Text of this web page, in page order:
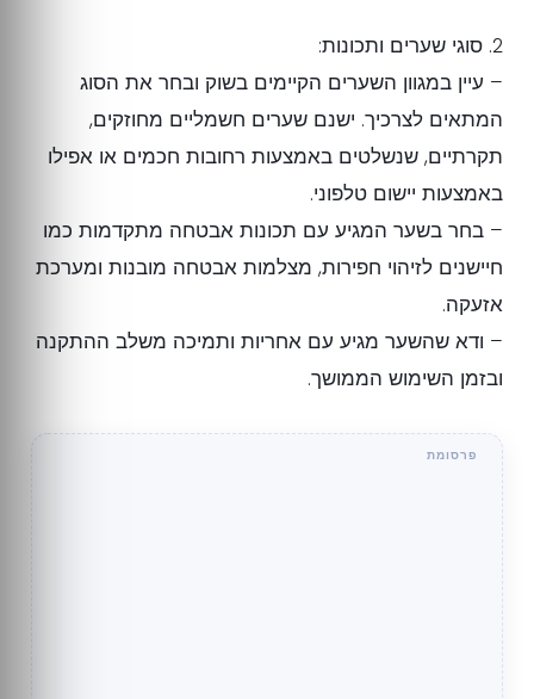
2. סוגי שערים ותכונות:
– עיין במגוון השערים הקיימים בשוק ובחר את הסוג
המתאים לצרכיך. ישנם שערים חשמליים מחוזקים,
תקרתיים, שנשלטים באמצעות רחובות חכמים או אפילו
באמצעות יישום טלפוני.
– בחר בשער המגיע עם תכונות אבטחה מתקדמות כמו
חיישנים לזיהוי חפירות, מצלמות אבטחה מובנות ומערכת
אזעקה.
– ודא שהשער מגיע עם אחריות ותמיכה משלב ההתקנה
ובזמן השימוש הממושך.